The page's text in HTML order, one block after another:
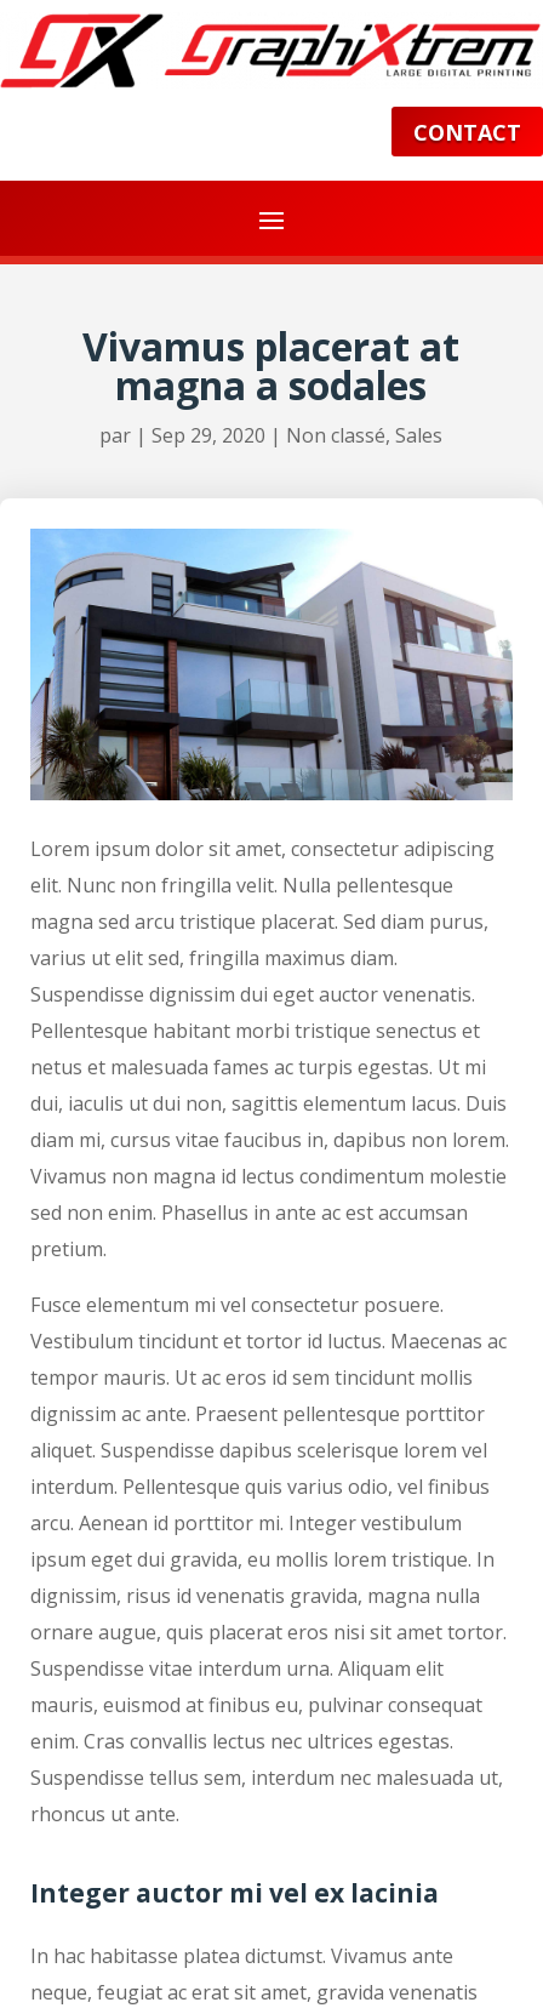
CONTACT
Vivamus placerat at
magna a sodales
par |Sep 29, 2020 | Non classé,Sales
Lorem ipsum dolor sit amet, consectetur adipiscing
elit. Nunc non fringilla velit. Nulla pellentesque
magna sed arcu tristique placerat. Sed diam purus,
varius ut elit sed, fringilla maximus diam.
Suspendisse dignissim dui eget auctor venenatis.
Pellentesque habitant morbi tristique senectus et
netus et malesuada fames ac turpis egestas. Ut mi
dui, iaculis ut dui non, sagittis elementum lacus. Duis
diam mi, cursus vitae faucibus in, dapibus non lorem.
Vivamus non magna id lectus condimentum molestie
sed non enim. Phasellus in ante ac est accumsan
pretium.
Fusce elementum mi vel consectetur posuere.
Vestibulum tincidunt et tortor id luctus. Maecenas ac
tempor mauris. Ut ac eros id sem tincidunt mollis
dignissim ac ante. Praesent pellentesque porttitor
aliquet. Suspendisse dapibus scelerisque lorem vel
interdum. Pellentesque quis varius odio, vel finibus
arcu. Aenean id porttitor mi. Integer vestibulum
ipsum eget dui gravida, eu mollis lorem tristique. In
dignissim, risus id venenatis gravida, magna nulla
ornare augue, quis placerat eros nisi sit amet tortor.
Suspendisse vitae interdum urna. Aliquam elit
mauris, euismod at finibus eu, pulvinar consequat
enim. Cras convallis lectus nec ultrices egestas.
Suspendisse tellus sem, interdum nec malesuada ut,
rhoncus ut ante.
Integer auctor mi vel ex lacinia
In hac habitasse platea dictumst. Vivamus ante
neque, feugiat ac erat sit amet, gravida venenatis